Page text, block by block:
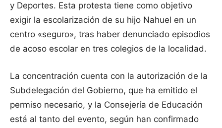
y Deportes. Esta protesta tiene como objetivo
exigir la escolarización de su hijo Nahuel en un
centro «seguro», tras haber denunciado episodios
de acoso escolar en tres colegios de la localidad.
La concentración cuenta con la autorización de la
Subdelegación del Gobierno, que ha emitido el
permiso necesario, y la Consejería de Educación
está al tanto del evento, según han confirmado